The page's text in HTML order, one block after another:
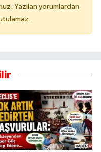
Yazılan yorumlardan